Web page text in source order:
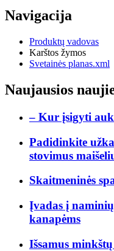
Navigacija
Produktų vadovas
Karštos žymos
Svetainės planas.xml
Naujausios
– Kur įsigyti
Padidinkite
stovimus
Skaitmeninės
Įvadas į
kanapėms
Išsamus